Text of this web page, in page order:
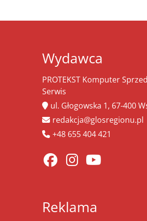
Wydawca
PROTEKST Komputer
Serwis
ul. Głogowska 1, 67-400
redakcja@glosregionu.pl
+48 655 404 421
Reklama